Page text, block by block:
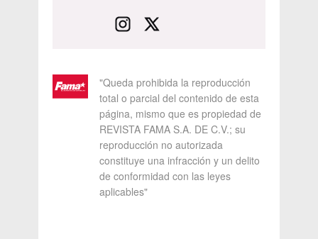
"Queda prohibida la reproducción
total o parcial del contenido de esta
página, mismo que es propiedad de
REVISTA FAMA S.A. DE C.V.; su
reproducción no autorizada
constituye una infracción y un delito
de conformidad con las leyes
aplicables"